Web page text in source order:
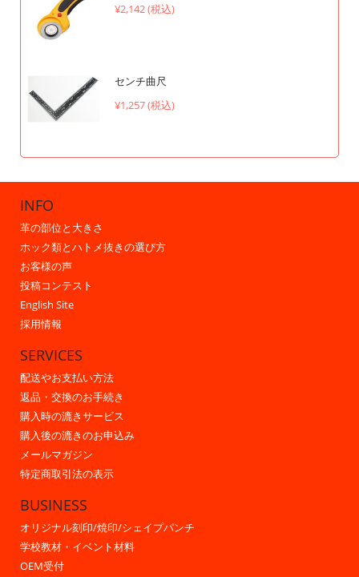
¥2,142 (税込)
センチ曲尺
¥1,257 (税込)
INFO
革の部位と大きさ
ホック類とハトメ抜きの選び方
お客様の声
投稿コンテスト
English Site
採用情報
SERVICES
配送やお支払い方法
返品・交換のお手続き
購入時の漉きサービス
購入後の漉きのお申込み
メールマガジン
特定商取引法の表示
BUSINESS
オリジナル刻印/焼印/シェイプパンチ
学校教材・イベント材料
OEM受付